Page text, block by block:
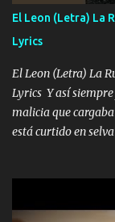
yo tengo el control
malcriado un
las risas las que me
El Leon (Letra) La
Lyrics
El Leon (Letra) La
Lyrics Y así
malicia que
está curtido en
pa más pues hay